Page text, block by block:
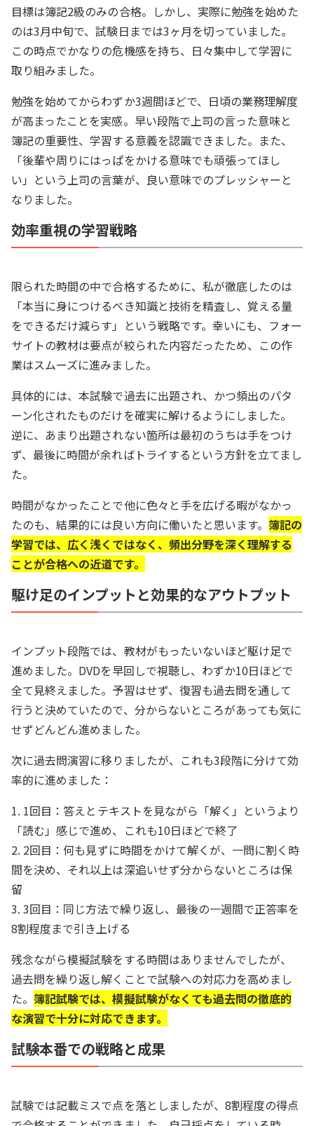
目標は簿記2級のみの合格。しかし、実際に勉強を始めた
のは3月中旬で、試験日までは3ヶ月を切っていました。
この時点でかなりの危機感を持ち、日々集中して学習に
取り組みました。
勉強を始めてからわずか3週間ほどで、日頃の業務理解度
が高まったことを実感。早い段階で上司の言った意味と
簿記の重要性、学習する意義を認識できました。また、
「後輩や周りにはっぱをかける意味でも頑張ってほし
い」という上司の言葉が、良い意味でのプレッシャーと
なりました。
効率重視の学習戦略
限られた時間の中で合格するために、私が徹底したのは
「本当に身につけるべき知識と技術を精査し、覚える量
をできるだけ減らす」という戦略です。幸いにも、フォー
サイトの教材は要点が絞られた内容だったため、この作
業はスムーズに進みました。
具体的には、本試験で過去に出題され、かつ頻出のパタ
ーン化されたものだけを確実に解けるようにしました。
逆に、あまり出題されない箇所は最初のうちは手をつけ
ず、最後に時間が余ればトライするという方針を立てまし
た。
時間がなかったことで他に色々と手を広げる暇がなかっ
たのも、結果的には良い方向に働いたと思います。 簿記の
学習では、広く浅くではなく、頻出分野を深く理解する
ことが合格への近道です。
駆け足のインプットと効果的なアウトプット
インプット段階では、教材がもったいないほど駆け足で
進めました。DVDを早回しで視聴し、わずか10日ほどで
全て見終えました。予習はせず、復習も過去問を通して
行うと決めていたので、分からないところがあっても気に
せずどんどん進めました。
次に過去問演習に移りましたが、これも3段階に分けて効
率的に進めました：
1. 1回目：答えとテキストを見ながら「解く」というより
「読む」感じで進め、これも10日ほどで終了
2. 2回目：何も見ずに時間をかけて解くが、一問に割く時
間を決め、それ以上は深追いせず分からないところは保
留
3. 3回目：同じ方法で繰り返し、最後の一週間で正答率を
8割程度まで引き上げる
残念ながら模擬試験をする時間はありませんでしたが、
過去問を繰り返し解くことで試験への対応力を高めまし
た。 簿記試験では、模擬試験がなくても過去問の徹底的
な演習で十分に対応できます。
試験本番での戦略と成果
試験では記載ミスで点を落としましたが、8割程度の得点